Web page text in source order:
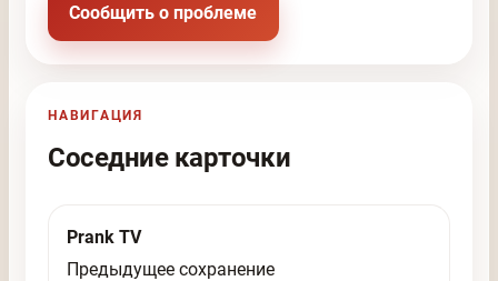
Сообщить о проблеме
НАВИГАЦИЯ
Соседние карточки
Prank TV
Предыдущее сохранение